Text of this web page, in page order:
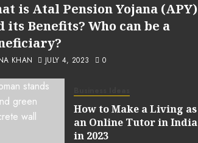
is Atal Pension Yojana (APY)
its Benefits? Who can be a
KHAN JULY 4, 2023 0
How to Make a Living as
an Online Tutor in India
in 2023